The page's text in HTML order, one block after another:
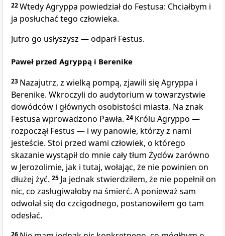
22Wtedy Agryppa powiedział do Festusa: Chciałbym i
ja posłuchać tego człowieka.
Jutro go usłyszysz — odparł Festus.
Paweł przed Agryppą i Berenike
23 Nazajutrz, z wielką pompą, zjawili się Agryppa i
Berenike. Wkroczyli do audytorium w towarzystwie
dowódców i głównych osobistości miasta. Na znak
Festusa wprowadzono Pawła. 24 Królu Agryppo —
rozpoczął Festus — i wy panowie, którzy z nami
jesteście. Stoi przed wami człowiek, o którego
skazanie wystąpił do mnie cały tłum Żydów zarówno
w Jerozolimie, jak i tutaj, wołając, że nie powinien on
dłużej żyć. 25 Ja jednak stwierdziłem, że nie popełnił on
nic, co zasługiwałoby na śmierć. A ponieważ sam
odwołał się do czcigodnego, postanowiłem go tam
odesłać.
26